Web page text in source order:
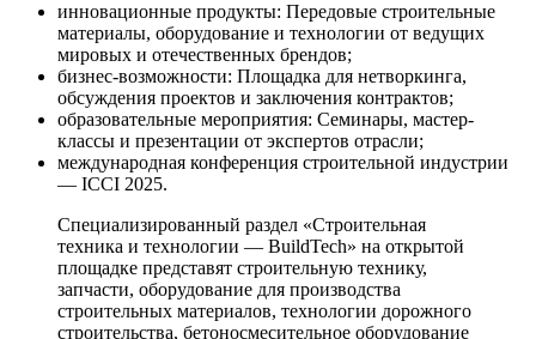
инновационные продукты: Передовые строительные
материалы, оборудование и технологии от ведущих
мировых и отечественных брендов;
бизнес-возможности: Площадка для нетворкинга,
обсуждения проектов и заключения контрактов;
образовательные мероприятия: Семинары, мастер-
классы и презентации от экспертов отрасли;
международная конференция строительной индустрии
— ICCI 2025.
Специализированный раздел «Строительная
техника и технологии — BuildTech» на открытой
площадке представят строительную технику,
запчасти, оборудование для производства
строительных материалов, технологии дорожного
строительства, бетоносмесительное оборудование